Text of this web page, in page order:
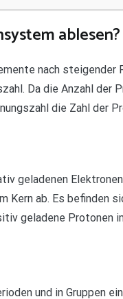
ablesen?
nach steigender
Da die Anzahl der
die Zahl der
geladenen
Kern ab. Es befinden
geladene Protonen
und in Gruppen